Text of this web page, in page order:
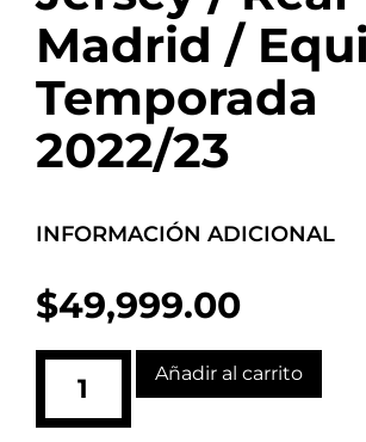
Madrid /
Temporada
2022/23
INFORMACIÓN ADICIONAL
$49,999.00
Añadir al carrito